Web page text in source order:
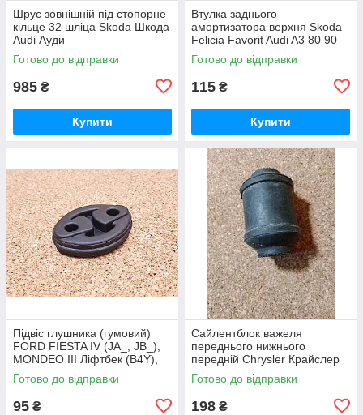
Шрус зовнішній під стопорне
кільце 32 шліца Skoda Шкода
Audi Ауди
Готово до відправки
985 ₴
Купити
Втулка заднього
амортизатора верхня Skoda
Felicia Favorit Audi A3 80 90
Шкода Феліція Фелиция
Фаворит Ауді Ауди А3
Готово до відправки
115 ₴
Купити
Підвіс глушника (гумовий)
FORD FIESTA IV (JA_, JB_),
MONDEO III Ліфтбек (B4Y),
MONDEO III (B5Y)
Готово до відправки
95 ₴
Сайлентблок важеля
переднього нижнього
передній Chrysler Крайслер
Готово до відправки
198 ₴